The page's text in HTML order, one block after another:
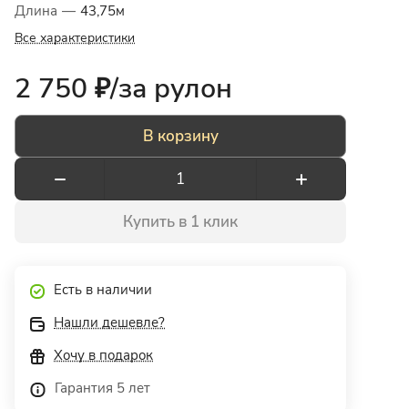
Длина — 43,75м
Все характеристики
2 750 ₽/за рулон
В корзину
Купить в 1 клик
Есть в наличии
Нашли дешевле?
Хочу в подарок
Гарантия 5 лет